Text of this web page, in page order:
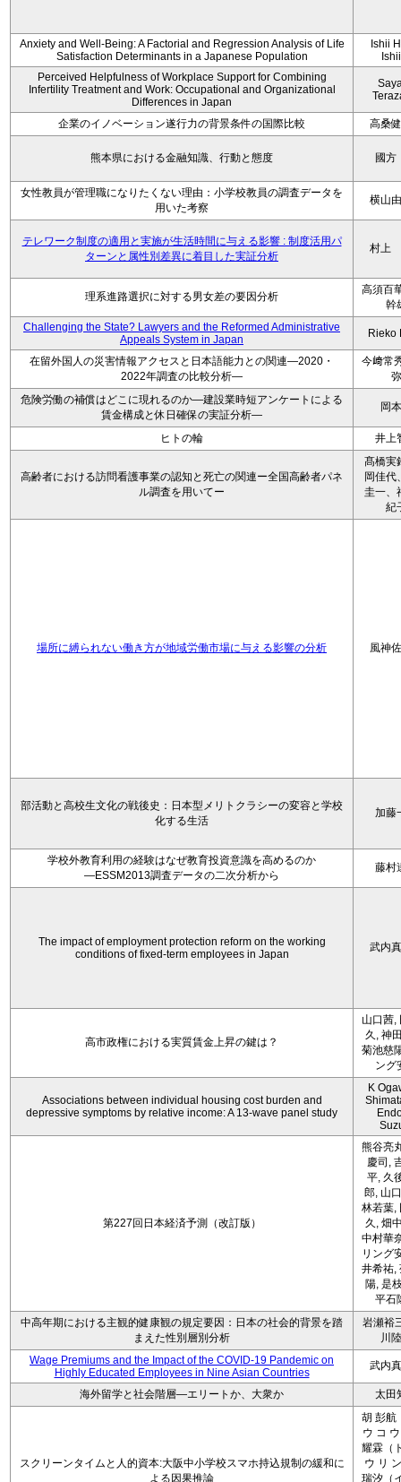
Anxiety and Well-Being: A Factorial and Regression Analysis of Life
Satisfaction Determinants in a Japanese Population
Ishii
Perceived Helpfulness of Workplace Support for Combining
Infertility Treatment and Work: Occupational and Organizational
Differences in Japan
企業のイノベーション遂行力の背景条件の国際比較 高桑
熊本県における金融知識、行動と態度 國
女性教員が管理職になりたくない理由：小学校教員の調査データを
用いた考察
横山
テレワーク制度の適用と実施が生活時間に与える影響 : 制度活用パ
ターンと属性別差異に着目した実証分析
村上
理系進路選択に対する男女差の要因分析
高須百
幹
Challenging the State? Lawyers and the Reformed Administrative
Appeals System in Japan
Rieko
在留外国人の災害情報アクセスと日本語能力との関連―2020・
2022年調査の比較分析―
今﨑常
弥
危険労働の補償はどこに現れるのか―建設業時短アンケートによる
賃金構成と休日確保の実証分析―
岡
ヒトの輪 井上
高齢者における訪問看護事業の認知と死亡の関連ー全国高齢者パネ
ル調査を用いてー
髙橋実
岡佳代
圭一、
紀
場所に縛られない働き方が地域労働市場に与える影響の分析 風神
部活動と高校生文化の戦後史：日本型メリトクラシーの変容と学校
化する生活
加藤
学校外教育利用の経験はなぜ教育投資意識を高めるのか
―ESSM2013調査データの二次分析から
藤村
The impact of employment protection reform on the working
conditions of fixed-term employees in Japan
武内
高市政権における実質賃金上昇の鍵は？
山口茜,
久, 神
菊池慈
ング
Associations between individual housing cost burden and
depressive symptoms by relative income: A 13-wave panel study
K
第227回日本経済予測（改訂版）
熊谷亮
慶司,
平, 久
郎, 山
林若葉,
久, 畑
中村華
リング
井希祐,
陽, 是
平石
中高年期における主観的健康観の規定要因：日本の社会的背景を踏
まえた性別層別分析
岩瀬裕
川
Wage Premiums and the Impact of the COVID‑19 Pandemic on
Highly Educated Employees in Nine Asian Countries
武内
海外留学と社会階層―エリートか、大衆か 太田
スクリーンタイムと人的資本:大阪中小学校スマホ持込規制の緩和に
よる因果推論
胡 彭航
ウ コ
耀霖（
ウ リ
瑞汐（